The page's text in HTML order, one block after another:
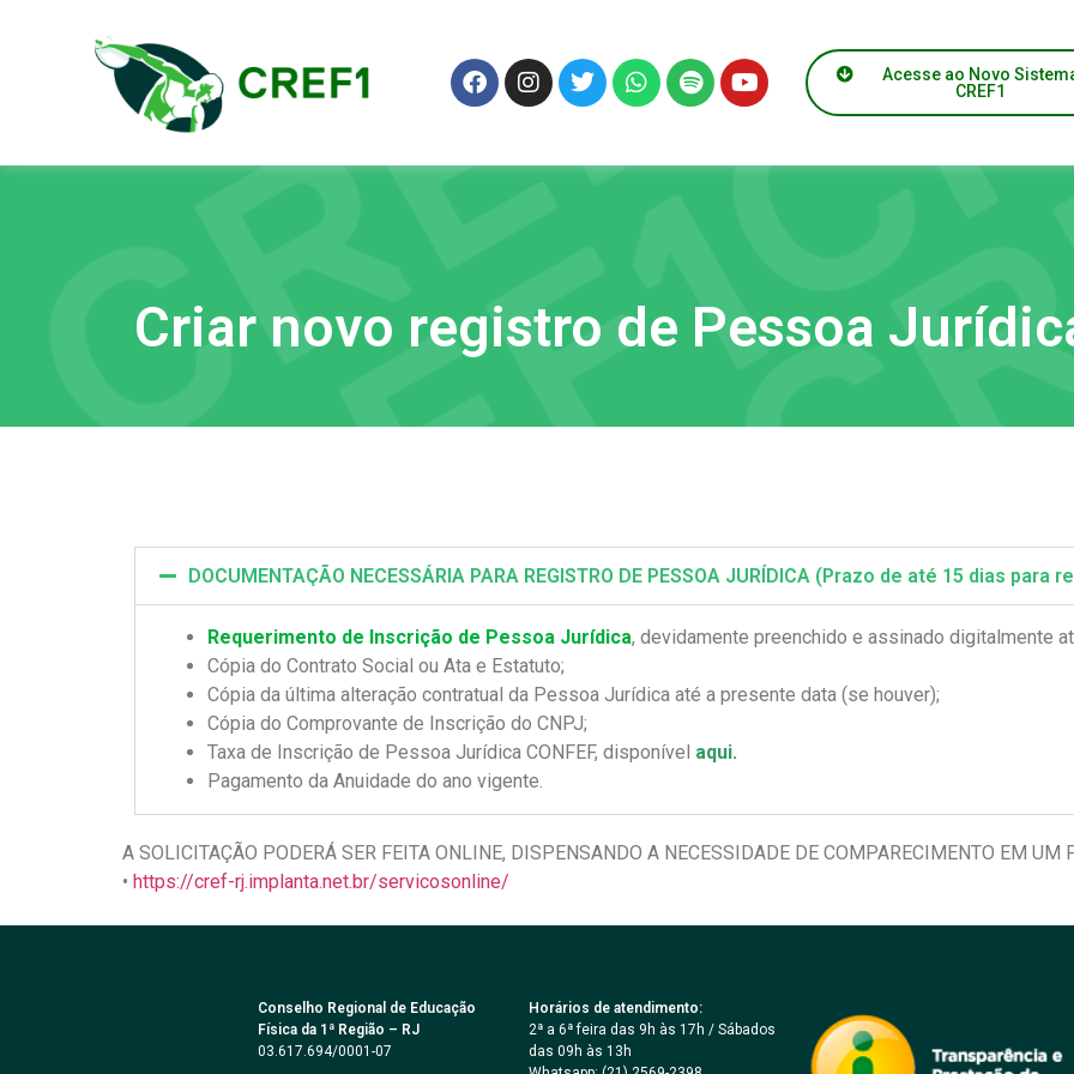
Acesse ao Novo
CREF1
Criar novo registro de Pessoa
DOCUMENTAÇÃO NECESSÁRIA PARA REGISTRO DE PESSOA JURÍDICA (Prazo de até 15 dias para
Requerimento de Inscrição de Pessoa Jurídica, devidamente preenchido e assinado digitalmente
Cópia do Contrato Social ou Ata e Estatuto;
Cópia da última alteração contratual da Pessoa Jurídica até a presente data (se houver);
Cópia do Comprovante de Inscrição do CNPJ;
Taxa de Inscrição de Pessoa Jurídica CONFEF, disponível aqui.
Pagamento da Anuidade do ano vigente.
A SOLICITAÇÃO PODERÁ SER FEITA ONLINE, DISPENSANDO A NECESSIDADE DE COMPARECIMENTO EM
• https://cref-rj.implanta.net.br/servicosonline/
Conselho Regional de Educação
Física da 1ª Região – RJ
03.617.694/0001-07
Horários de atendimento:
2ª a 6ª feira das 9h às 17h / Sábados
das 09h às 13h